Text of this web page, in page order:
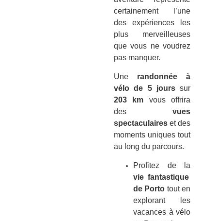
certainement l’une
des expériences les
plus merveilleuses
que vous ne voudrez
pas manquer.
Une randonnée à
vélo de 5 jourssur
203 km vous offrira
des vues
spectaculaires et des
moments uniques tout
au long du parcours.
Profitez de la
vie fantastique
de Porto tout en
explorant les
vacances à vélo